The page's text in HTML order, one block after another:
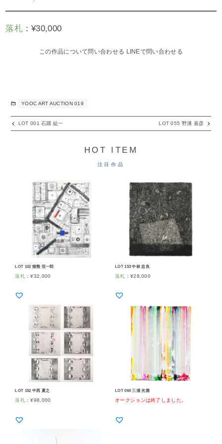
落札：¥30,000
この作品について問い合わせる LINEで問い合わせる
YOOC ART AUCTION 019
LOT 001 石踊 紘一 LOT 055 野溝 嘉彦
HOT ITEM
注目作品
LOT 102 猪熊 弦一郎
落札 ：¥32,000
LOT 153 中林 忠良
落札 ： ¥28,000
LOT 152 中西 夏之
落札 ：¥98,000
LOT 060 三浦 光雅
オークションは終了しました。